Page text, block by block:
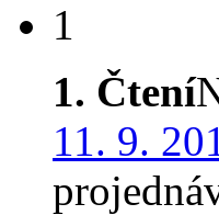
1
1. Čtení
11. 9.